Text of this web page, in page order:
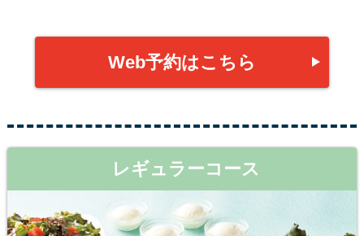
Web予約はこちら
レギュラーコース